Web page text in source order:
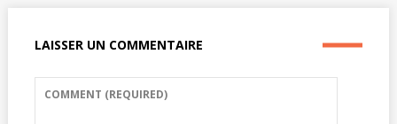
LAISSER UN COMMENTAIRE